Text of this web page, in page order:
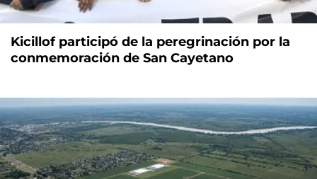
Kicillof participó de la peregrinación por la
conmemoración de San Cayetano